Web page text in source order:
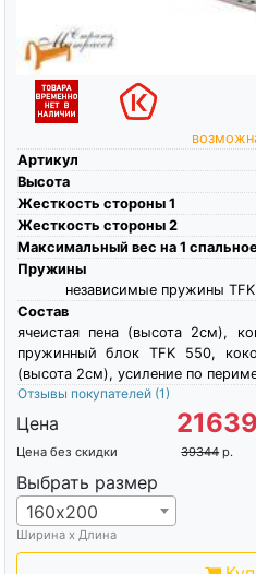
Артикул
Высота
Жесткость стороны 1
Жесткость стороны 2
Максимальный вес на 1
Пружины
независимые пружины
Состав
ячеистая пена (высота 2см),
пружинный блок TFK 550,
(высота 2см), усиление по
Отзывы покупателей (1)
Цена 21639
Цена без скидки 39344 р.
Выбрать размер
160х200
Ширина х Длина